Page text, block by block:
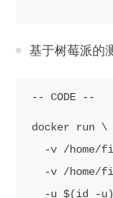
基于树莓派的
docker run \